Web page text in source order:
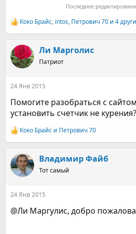
Последнее
Р
е
к
ц
и
Коко Брайс, intos, Петрович 70 и 4
Ли Марголис
Патриот
24 Янв 2015
Помогите разобраться с
установить счетчик не
Р
е
к
ц
и
Коко Брайс и Петрович 70
Владимир Файб
Тот самый
24 Янв 2015
@Ли Маргулис, добро